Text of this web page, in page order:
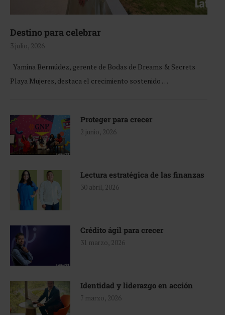
Destino para celebrar
3 julio, 2026
Yamina Bermúdez, gerente de Bodas de Dreams & Secrets
Playa Mujeres, destaca el crecimiento sostenido …
Proteger para crecer
2 junio, 2026
Lectura estratégica de las finanzas
30 abril, 2026
Crédito ágil para crecer
31 marzo, 2026
Identidad y liderazgo en acción
7 marzo, 2026